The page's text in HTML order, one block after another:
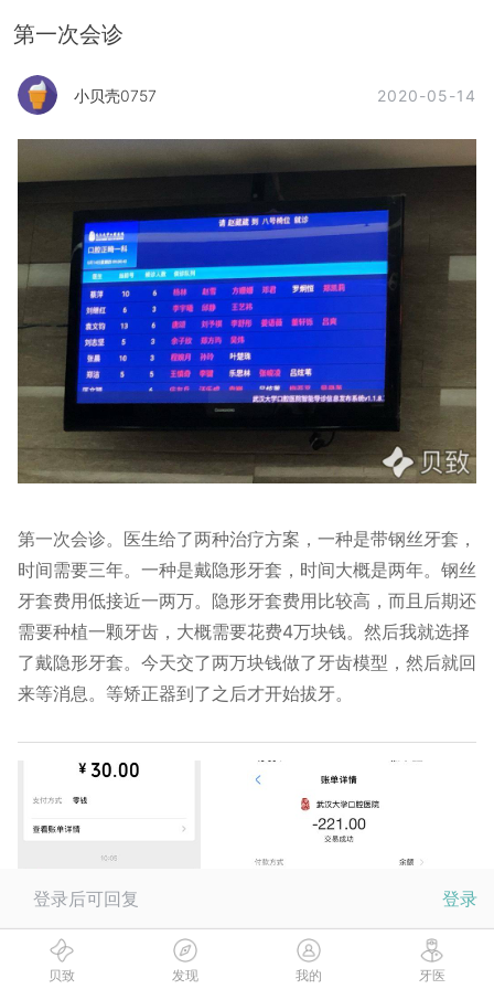
第一次会诊
小贝壳0757 2020-05-14
第一次会诊。医生给了两种治疗方案，一种是带钢丝牙套，
时间需要三年。一种是戴隐形牙套，时间大概是两年。钢丝
牙套费用低接近一两万。隐形牙套费用比较高，而且后期还
需要种植一颗牙齿，大概需要花费4万块钱。然后我就选择
了戴隐形牙套。今天交了两万块钱做了牙齿模型，然后就回
来等消息。等矫正器到了之后才开始拔牙。
登录后可回复 登录
贝致 发现 我的 牙医